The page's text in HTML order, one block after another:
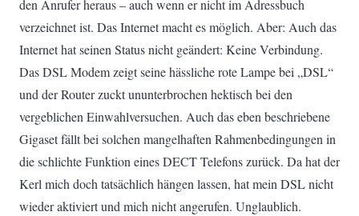
den Anrufer heraus – auch wenn er nicht im Adressbuch
verzeichnet ist. Das Internet macht es möglich. Aber: Auch das
Internet hat seinen Status nicht geändert: Keine Verbindung.
Das DSL Modem zeigt seine hässliche rote Lampe bei „DSL“
und der Router zuckt ununterbrochen hektisch bei den
vergeblichen Einwahlversuchen. Auch das eben beschriebene
Gigaset fällt bei solchen mangelhaften Rahmenbedingungen in
die schlichte Funktion eines DECT Telefons zurück. Da hat der
Kerl mich doch tatsächlich hängen lassen, hat mein DSL nicht
wieder aktiviert und mich nicht angerufen. Unglaublich.